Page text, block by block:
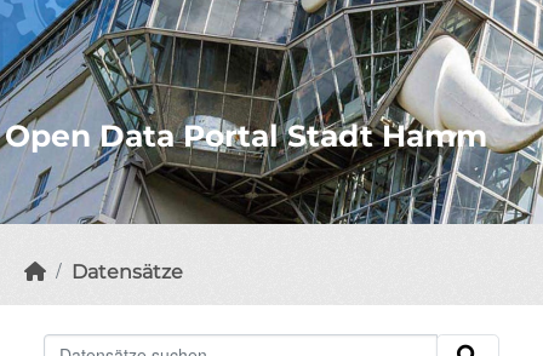
Open Data Portal Stadt Hamm
Datensätze